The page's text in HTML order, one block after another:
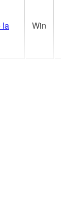
la
Win